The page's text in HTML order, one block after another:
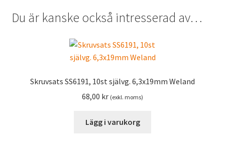
Du är kanske också intresserad av…
Skruvsats SS6191, 10st självg. 6,3x19mm Weland
68,00 kr (exkl. moms)
Lägg i varukorg